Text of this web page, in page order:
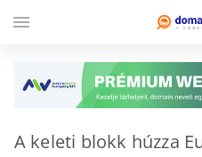
A keleti blokk húzza
menu